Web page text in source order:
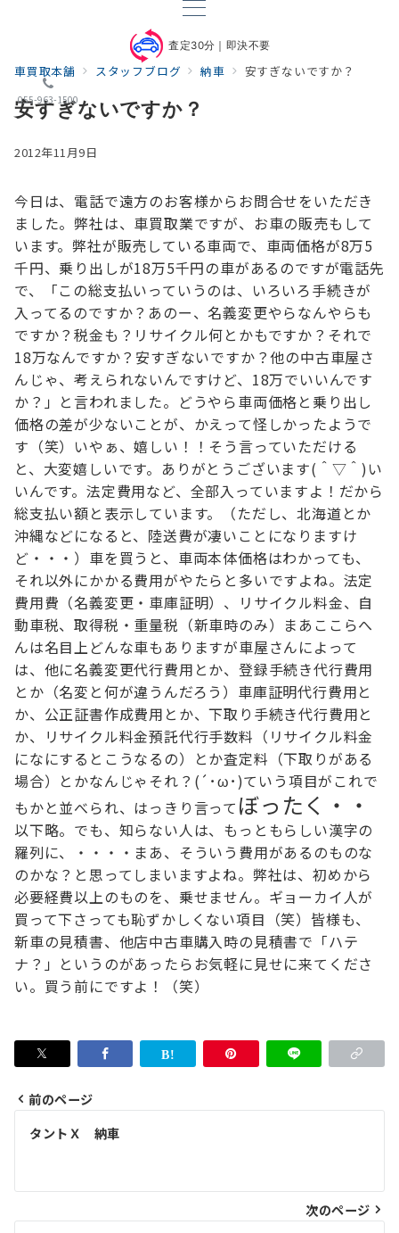
査定30分｜即決不要
055-963-1500
車買取本舗 スタッフブログ 納車 安すぎないですか？
安すぎないですか？
2012年11月9日
今日は、電話で遠方のお客様からお問合せをいただき
ました。弊社は、車買取業ですが、お車の販売もして
います。弊社が販売している車両で、 車両価格が8万5
千円、乗り出しが18万5千円の車があるのですが電話先
で、
「この総支払いっていうのは、いろいろ手続きが
入ってるのですか？ あのー、名義変更やらなんやらも
ですか？税金も？ リサイクル何とかもですか？ それで
18万なんですか？安すぎないですか？他の中古車屋さ
んじゃ、考えられないんですけど、18万でいいんです
か？」 と言われました。 どうやら車両価格と乗り出し
価格の差が少ないことが、かえって怪しかったようで
す（笑） いやぁ、嬉しい！！ そう言っていただける
と、大変嬉しいです。ありがとうございます(＾▽＾)い
いんです。法定費用など、全部入っていますよ！だから
総支払い額と表示しています。
（ただし、北海道とか
沖縄などになると、陸送費が凄いことになりますけ
ど・・・） 車を買うと、車両本体価格はわかっても、
それ以外にかかる費用がやたらと多いですよね。 法定
費用費（名義変更・車庫証明）、リサイクル料金、自
動車税、取得税・重量税（新車時のみ） まあここらへ
んは名目上どんな車もありますが車屋さんによって
は、他に名義変更代行費用とか、登録手続き代行費用
とか（名変と何が違うんだろう） 車庫証明代行費用と
か、 公正証書作成費用とか、下取り手続き代行費用と
か、 リサイクル料金預託代行手数料（リサイクル料金
になにするとこうなるの）とか査定料（下取りがある
場合）とかなんじゃそれ？(´･ω･)ていう項目がこれで
もかと並べられ、 はっきり言って ぼったく・・
以下略。 でも、知らない人は、 もっともらしい漢字の
羅列に、・・・・まあ、そういう費用があるのものな
のかな？と思ってしまいますよね。 弊社は、初めから
必要経費以上のものを、乗せません。 ギョーカイ人が
買って下さっても恥ずかしくない項目（笑） 皆様も、
新車の見積書、他店中古車購入時の見積書で「ハテ
ナ？」というのがあったらお気軽に見せに来てくださ
い。買う前にですよ！（笑）
ビ
前のページ
タントＸ 納車
次のページ